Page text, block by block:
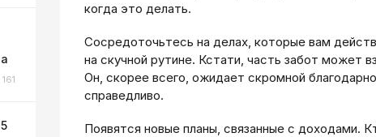
161
когда это делать.
Сосредоточьтесь на делах, которые вам
на скучной рутине. Кстати, часть забот может
Он, скорее всего, ожидает скромной
справедливо.
Появятся новые планы, связанные с доходами.